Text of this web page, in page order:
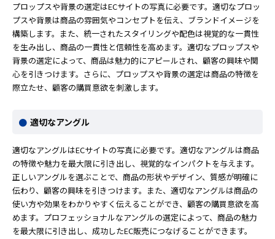
プロップスや背景の選定はECサイトの写真に必要です。適切なプロッ
プスや背景は商品の雰囲気やコンセプトを伝え、ブランドイメージを
構築します。また、統一されたスタイリングや配色は視覚的な一貫性
を生み出し、商品の一貫性と信頼性を高めます。適切なプロップスや
背景の選定によって、商品は魅力的にアピールされ、顧客の興味や関
心を引きつけます。さらに、プロップスや背景の選定は商品の特徴を
際立たせ、顧客の購買意欲を刺激します。
適切なアングル
適切なアングルはECサイトの写真に必要です。適切なアングルは商品
の特徴や魅力を最大限に引き出し、視覚的なインパクトを与えます。
正しいアングルを選ぶことで、商品の形状やデザイン、質感が明確に
伝わり、顧客の興味を引きつけます。また、適切なアングルは商品の
使い方や効果をわかりやすく伝えることができ、顧客の購買意欲を高
めます。プロフェッショナルなアングルの選定によって、商品の魅力
を最大限に引き出し、成功したEC販売につなげることができます。